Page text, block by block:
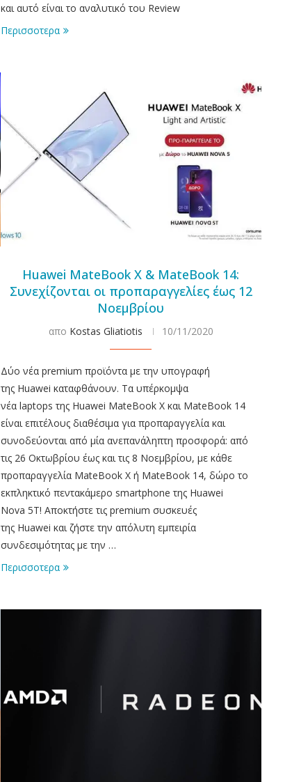
και αυτό είναι το αναλυτικό του Review
Περισσοτερα
Huawei MateBook X & MateBook 14:
Συνεχίζονται οι προπαραγγελίες έως 12
Νοεμβρίου
απο Kostas Gliatiotis 10/11/2020
Δύο νέα premium προϊόντα με την υπογραφή
της Huawei καταφθάνουν. Τα υπέρκομψα
νέα laptops της Huawei MateBook X και MateBook 14
είναι επιτέλους διαθέσιμα για προπαραγγελία και
συνοδεύονται από μία ανεπανάληπτη προσφορά: από
τις 26 Οκτωβρίου έως και τις 8 Νοεμβρίου, με κάθε
προπαραγγελία MateBook X ή MateBook 14, δώρο το
εκπληκτικό πεντακάμερο smartphone της Huawei
Nova 5Τ! Αποκτήστε τις premium συσκευές
της Huawei και ζήστε την απόλυτη εμπειρία
συνδεσιμότητας με την …
Περισσοτερα